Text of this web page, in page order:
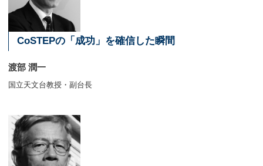
CoSTEPの「成功」を確信した瞬間
渡部 潤一
国立天文台教授・副台長